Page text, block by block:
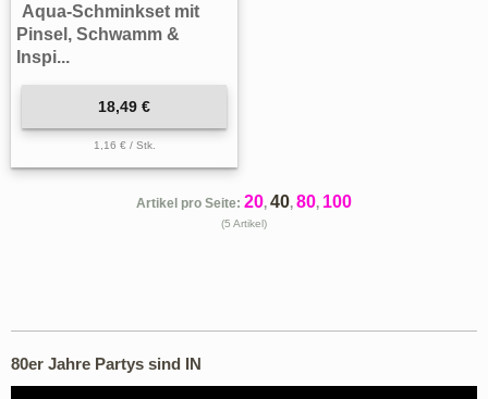
Aqua-Schminkset mit
Pinsel, Schwamm &
Inspi...
18,49 €
1,16 € / Stk.
Artikel pro Seite: 20, 40, 80, 100
(5 Artikel)
80er Jahre Partys sind IN